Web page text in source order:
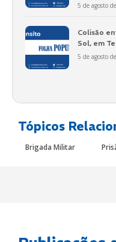
5 de agosto
Colisão
Sol, em
5 de agosto
Tópicos
Brigada Militar